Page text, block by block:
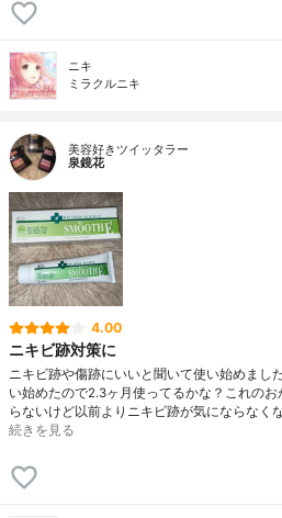
ニキ
ミラクルニキ
美容好きツイッタラー
泉鏡花
4.00
ニキビ跡対策に
ニキビ跡や傷跡にいいと聞いて使い始めまし
い始めたので2.3ヶ月使ってるかな？これのお
らないけど以前よりニキビ跡が気にならなく
続きを見る